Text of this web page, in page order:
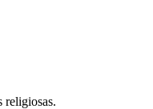
religiosas.